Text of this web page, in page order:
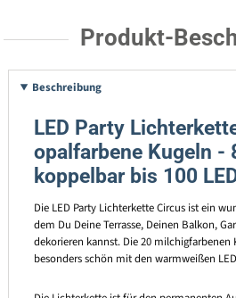
Produkt-
Beschreibung
LED Party
opalfarbene Kugeln -
koppelbar bis 100
Die LED Party Lichterkette Circus ist ein
dem Du Deine Terrasse, Deinen Balkon,
dekorieren kannst. Die 20 milchigfarbenen
besonders schön mit den warmweißen